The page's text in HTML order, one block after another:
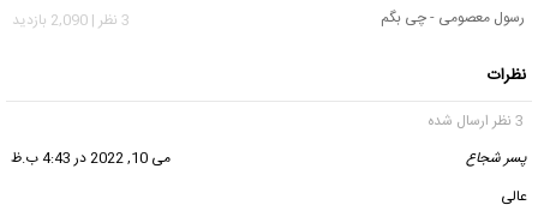
رسول معصومی - چی بگم
3 نظر | 2,090 بازدید
نظرات
3 نظر ارسال شده
پسر شجاع
می 10, 2022 در 4:43 ب.ظ
عالی